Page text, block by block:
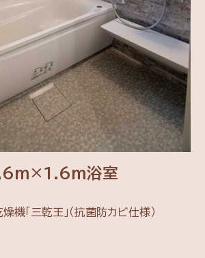
浴室
機「三乾王」（抗菌防カビ仕様）